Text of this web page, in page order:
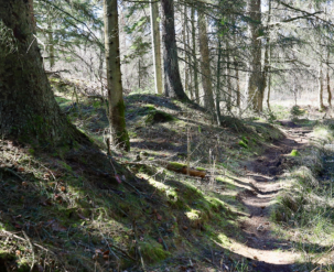
og refusion